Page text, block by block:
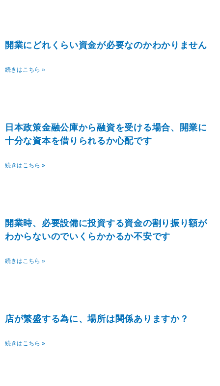
開業にどれくらい資金が必要なのかわかりません
続きはこちら »
日本政策金融公庫から融資を受ける場合、開業に
十分な資本を借りられるか心配です
続きはこちら »
開業時、必要設備に投資する資金の割り振り額が
わからないのでいくらかかるか不安です
続きはこちら »
店が繁盛する為に、場所は関係ありますか？
続きはこちら »